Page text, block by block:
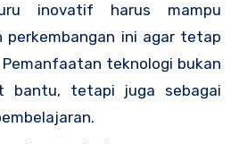
inovatif harus mampu
perkembangan ini agar tetap
teknologi bukan
bantu, tetapi juga sebagai